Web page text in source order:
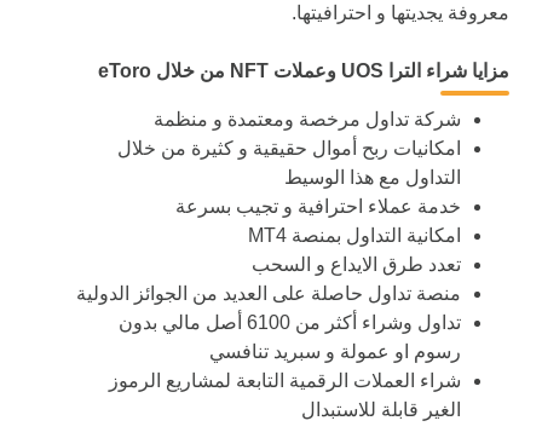
معروفة يجديتها و احترافيتها.
مزايا شراء الترا UOS و عملات NFT من خلال eToro
شركة تداول مرخصة ومعتمدة و منظمة
امكانيات ربح أموال حقيقية و كثيرة من خلال
التداول مع هذا الوسيط
خدمة عملاء احترافية و تجيب بسرعة
امكانية التداول بمنصة MT4
تعدد طرق الايداع و السحب
منصة تداول حاصلة على العديد من الجوائز الدولية
تداول وشراء أكثر من 6100 أصل مالي بدون
رسوم او عمولة و سبريد تنافسي
شراء العملات الرقمية التابعة لمشاريع الرموز
الغير قابلة للاستبدال